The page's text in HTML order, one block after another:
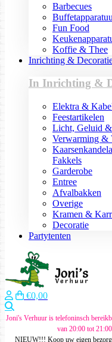
Barbecues
Fun Food
Koffie & Thee
Inrichting &
In Inrichting &
Elektra &
Feestartikelen
Licht, Geluid
Verwarming &
Fakkels
Garderobe
Entree
Afvalbakken
Overige
Kramen &
Decoratie
Partytenten
€0,00
Joni's Verhuur is telefoninsch
van 20:00 tot
NIEUW!!! Koop uw eigen